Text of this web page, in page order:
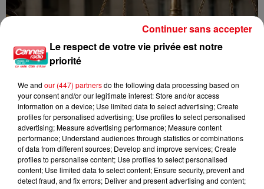
Incendie au Mont-Boron : deux jeunes condamnés à six mois de
prison...
Le respect de votre vie privée est notre
priorité
We and our (447) partnersdo the following data processing based on
your consent and/or our legitimate interest: Store and/or access
information on a device; Use limited data to select advertising; Create
profiles for personalised advertising; Use profiles to select personalised
advertising; Measure advertising performance; Measure content
performance; Understand audiences through statistics or combinations
of data from different sources; Develop and improve services; Create
profiles to personalise content; Use profiles to select personalised
content; Use limited data to select content; Ensure security, prevent and
detect fraud, and fix errors; Deliver and present advertising and content;
Continuer sans accepter